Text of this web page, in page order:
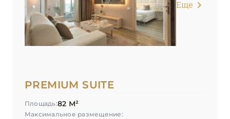
Еще
PREMIUM SUITE
Площадь:82 М²
Максимальное размещение: